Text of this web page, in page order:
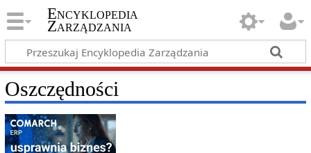
Encyklopedia
Zarządzania
Oszczędności